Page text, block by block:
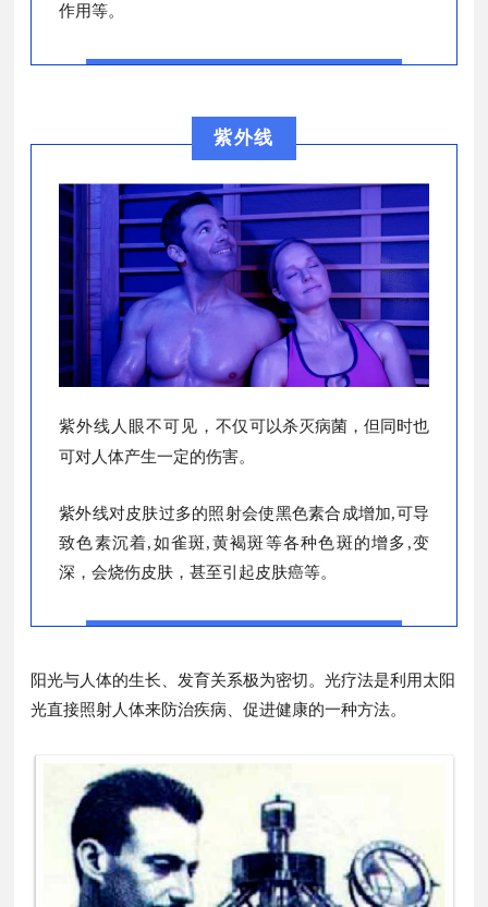
作用等。
紫外线
紫外线人眼不可见，不仅可以杀灭病菌，但同时也
可对人体产生一定的伤害。
紫外线对皮肤过多的照射会使黑色素合成增加,可导
致色素沉着,如雀斑,黄褐斑等各种色斑的增多,变
深，会烧伤皮肤，甚至引起皮肤癌等。
阳光与人体的生长、发育关系极为密切。光疗法是利用太阳
光直接照射人体来防治疾病、促进健康的一种方法。